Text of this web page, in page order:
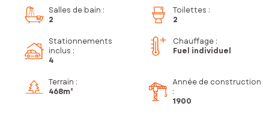
Salles de bain :
2
Toilettes :
2
Stationnements
inclus :
4
Chauffage :
Fuel individuel
Terrain :
468m²
Année de construction
:
1900